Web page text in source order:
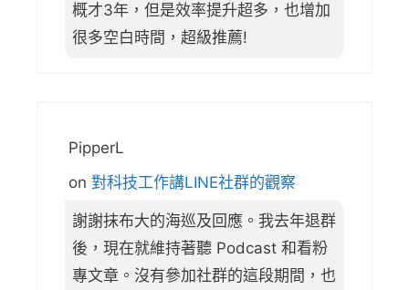
概才3年，但是效率提升超多，也增加
很多空白時間，超級推薦!
PipperL
on 對科技工作講LINE社群的觀察
謝謝抹布大的海巡及回應。我去年退群
後，現在就維持著聽 Podcast 和看粉
專文章。沒有參加社群的這段期間，也